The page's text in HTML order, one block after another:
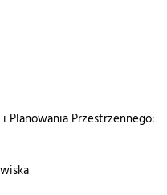
Planowania Przestrzennego: